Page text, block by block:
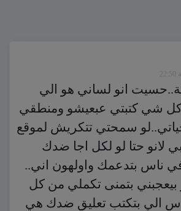
انو لساني هو الي
شي كتبتي عبعيشو ومنطقي
سمحتي تتكريش لموقع
لانو حتا لو لكل اجا ضدك
في ناس بتدعمك واولهون اني..
بيعجبني بتمنى تكملي من كل
الي بتكتب تعليق ضدك هي